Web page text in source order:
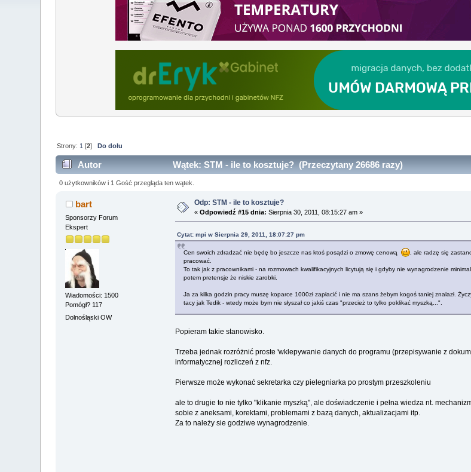
Strony: 1 [2] Do dołu
Autor Wątek: STM - ile to kosztuje? (Przeczytany 26686 razy)
0 użytkowników i 1 Gość przegląda ten wątek.
bart
Sponsorzy Forum
Ekspert
Wiadomości: 1500
Pomógł? 117
Dolnośląski OW
Odp: STM - ile to kosztuje?
«Odpowiedź #15 dnia: Sierpnia 30, 2011, 08:15:27 am »
Cytat: mpi w Sierpnia 29, 2011, 18:07:27 pm
Cen swoich zdradzać nie będę bo jeszcze nas ktoś posądzi o zmowę cenową
, ale radzę się
pracować.
To tak jak z pracownikami - na rozmowach kwalifikacyjnych licytują się i gdyby nie wynagrodzenie
potem pretensje że niskie zarobki.
Ja za kilka godzin pracy muszę koparce 1000zł zapłacić i nie ma szans żebym kogoś taniej znalazł.
tacy jak Tedik - wtedy może bym nie słyszał co jakiś czas "przecież to tylko poklikać myszką...".
Popieram takie stanowisko.
Trzeba jednak rozróżnić proste 'wklepywanie danych do programu (przepisywanie z
informatycznej rozliczeń z nfz.
Pierwsze może wykonać sekretarka czy pielegniarka po prostym przeszkoleniu
ale to drugie to nie tylko "klikanie myszką", ale doświadczenie i pełna wiedza nt.
sobie z aneksami, korektami, problemami z bazą danych, aktualizacjami itp.
Za to należy sie godziwe wynagrodzenie.